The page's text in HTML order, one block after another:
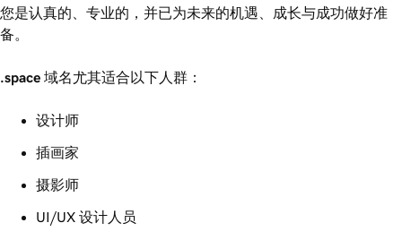
您是认真的、专业的，并已为未来的机遇、成长与成功做好准
备。
.space 域名尤其适合以下人群：
设计师
插画家
摄影师
UI/UX 设计人员